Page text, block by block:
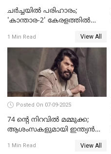
ചർച്ചയിൽ പരിഹാരം;
'കാന്താര-2' കേരളത്തിൽ
ഫിയോക്ക്
1 Min Read View All
Posted On 07-09-2025
74 ന്റെ നിറവിൽ മമ്മുക്ക;
ആശംസകളുമായി ഇന്ത്യൻ
1 Min Read View All